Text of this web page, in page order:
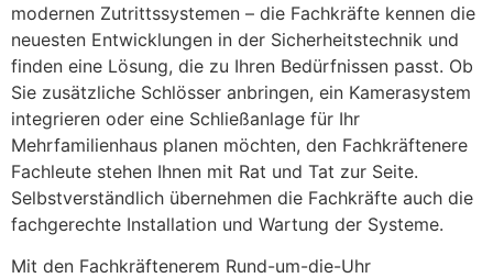
modernen Zutrittssystemen – die Fachkräfte kennen die
neuesten Entwicklungen in der Sicherheitstechnik und
finden eine Lösung, die zu Ihren Bedürfnissen passt. Ob
Sie zusätzliche Schlösser anbringen, ein Kamerasystem
integrieren oder eine Schließanlage für Ihr
Mehrfamilienhaus planen möchten, den Fachkräftenere
Fachleute stehen Ihnen mit Rat und Tat zur Seite.
Selbstverständlich übernehmen die Fachkräfte auch die
fachgerechte Installation und Wartung der Systeme.
Mit den Fachkräftenerem Rund-um-die-Uhr